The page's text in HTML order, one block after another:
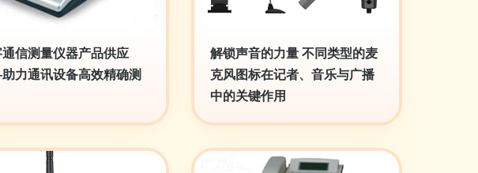
信测量仪器产品供应
力通讯设备高效精确测
解锁声音的力量 不同类型的麦
克风图标在记者、音乐与广播
中的关键作用